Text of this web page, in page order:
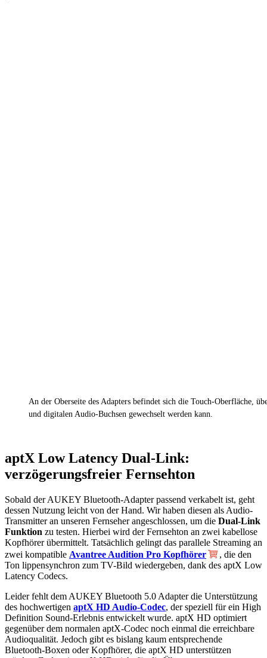
An der Oberseite des Adapters befindet sich die Touch-Oberfläche,
und digitalen Audio-Buchsen gewechselt werden kann.
aptX Low Latency Dual-Link:
verzögerungsfreier Fernsehton
Sobald der AUKEY Bluetooth-Adapter passend verkabelt ist, geht
dessen Nutzung leicht von der Hand. Wir haben diesen als Audio-
Transmitter an unseren Fernseher angeschlossen, um die Dual-Link
Funktion zu testen. Hierbei wird der Fernsehton an zwei kabellose
Kopfhörer übermittelt. Tatsächlich gelingt das parallele Streaming an
zwei kompatible Avantree Audition Pro Kopfhörer
, die den
Ton lippensynchron zum TV-Bild wiedergeben, dank des aptX Low
Latency Codecs.
Leider fehlt dem AUKEY Bluetooth 5.0 Adapter die Unterstützung
des hochwertigen aptX HD Audio-Codec, der speziell für ein High
Definition Sound-Erlebnis entwickelt wurde. aptX HD optimiert
gegenüber dem normalen aptX-Codec noch einmal die erreichbare
Audioqualität. Jedoch gibt es bislang kaum entsprechende
Bluetooth-Boxen oder Kopfhörer, die aptX HD unterstützen